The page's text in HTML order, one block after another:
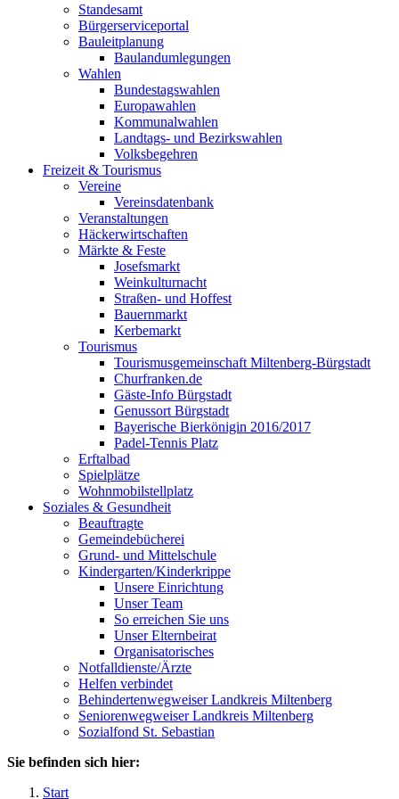
Standesamt
Bürgerserviceportal
Bauleitplanung
Baulandumlegungen
Wahlen
Bundestagswahlen
Europawahlen
Kommunalwahlen
Landtags- und Bezirkswahlen
Volksbegehren
Freizeit & Tourismus
Vereine
Vereinsdatenbank
Veranstaltungen
Häckerwirtschaften
Märkte & Feste
Josefsmarkt
Weinkulturnacht
Straßen- und Hoffest
Bauernmarkt
Kerbemarkt
Tourismus
Tourismusgemeinschaft Miltenberg-Bürgstadt
Churfranken.de
Gäste-Info Bürgstadt
Genussort Bürgstadt
Bayerische Bierkönigin 2016/2017
Padel-Tennis Platz
Erftalbad
Spielplätze
Wohnmobilstellplatz
Soziales & Gesundheit
Beauftragte
Gemeindebücherei
Grund- und Mittelschule
Kindergarten/Kinderkrippe
Unsere Einrichtung
Unser Team
So erreichen Sie uns
Unser Elternbeirat
Organisatorisches
Notfalldienste/Ärzte
Helfen verbindet
Behindertenwegweiser Landkreis Miltenberg
Seniorenwegweiser Landkreis Miltenberg
Sozialfond St. Sebastian
Sie befinden sich hier:
Start